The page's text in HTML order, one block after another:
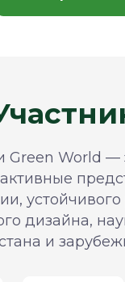
Green World
дизайна,
и